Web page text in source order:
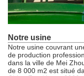
Notre usine
Notre usine couvrant
de production
dans la ville de Mei
de 8 000 m2 est situé